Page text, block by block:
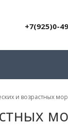
+7(925)0-
и возрастных